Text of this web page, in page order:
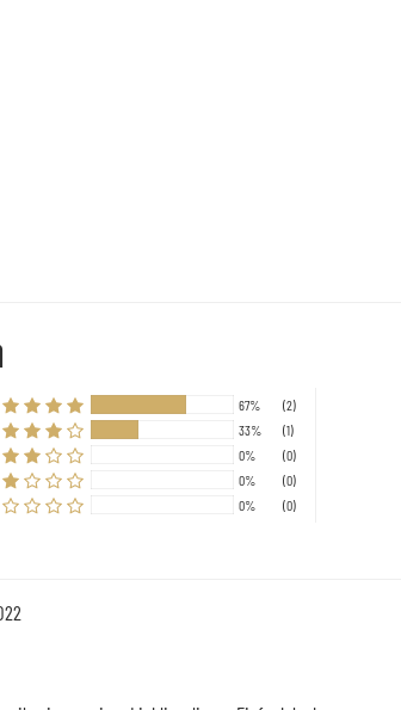
67%
(2)
33%
(1)
0%
(0)
0%
(0)
0%
(0)